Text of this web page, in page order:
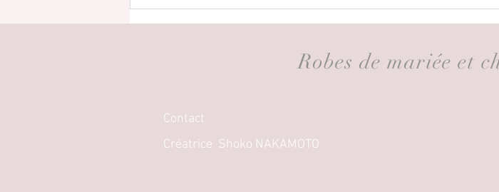
Robes de mariée et
Contact
Créatrice Shoko NAKAMOTO